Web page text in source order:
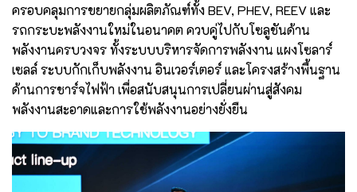
ครอบคลุมการขยายกลุ่มผลิตภัณฑ์ทั้ง BEV, PHEV, REEV และ
รถกระบะพลังงานใหม่ในอนาคต ควบคู่ไปกับโซลูชันด้าน
พลังงานครบวงจร ทั้งระบบบริหารจัดการพลังงาน แผงโซลาร์
เซลล์ ระบบกักเก็บพลังงาน อินเวอร์เตอร์ และโครงสร้างพื้นฐาน
ด้านการชาร์จไฟฟ้า เพื่อสนับสนุนการเปลี่ยนผ่านสู่สังคม
พลังงานสะอาดและการใช้พลังงานอย่างยั่งยืน